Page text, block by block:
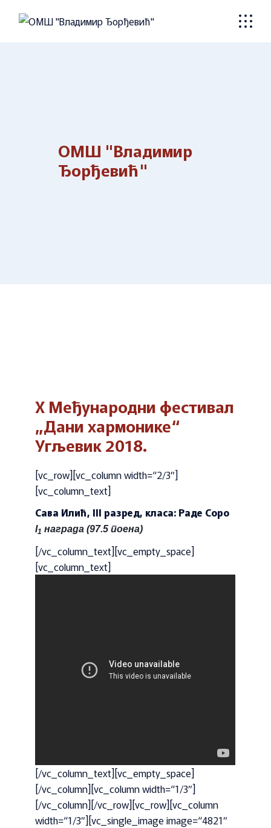
ОМШ "Владимир
Ђорђевић"
X Међународни фестивал
„Дани хармонике“
Угљевик 2018.
[vc_row][vc_column width=“2/3″]
[vc_column_text]
Сава Илић, III разред, класа: Раде Соро
I1 награда (97.5 поена)
[/vc_column_text][vc_empty_space]
[vc_column_text]
[/vc_column_text][vc_empty_space]
[/vc_column][vc_column width=“1/3″]
[/vc_column][/vc_row][vc_row][vc_column
width=“1/3″][vc_single_image image=“4821″